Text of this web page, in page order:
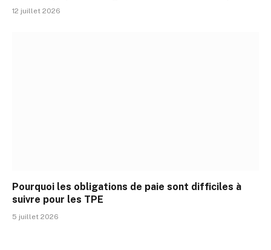
12 juillet 2026
Pourquoi les obligations de paie sont difficiles à
suivre pour les TPE
5 juillet 2026